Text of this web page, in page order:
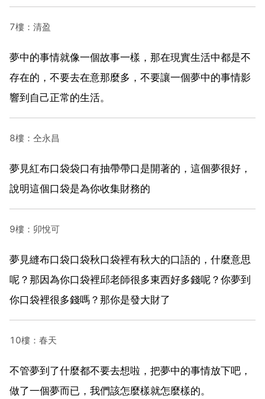
7樓：清盈
夢中的事情就像一個故事一樣，那在現實生活中都是不
存在的，不要去在意那麼多，不要讓一個夢中的事情影
響到自己正常的生活。
8樓：仝永昌
夢見紅布口袋袋口有抽帶帶口是開著的，這個夢很好，
說明這個口袋是為你收集財務的
9樓：卯悅可
夢見縫布口袋口袋秋口袋裡有秋大的口語的，什麼意思
呢？那因為你口袋裡邱老師很多東西好多錢呢？你夢到
你口袋裡很多錢嗎？那你是發大財了
10樓：春天
不管夢到了什麼都不要去想啦，把夢中的事情放下吧，
做了一個夢而已，我們該怎麼樣就怎麼樣的。